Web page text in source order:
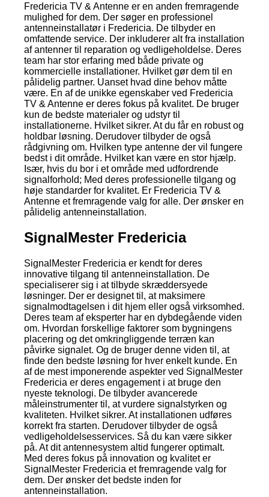
Fredericia TV & Antenne er en anden fremragende
mulighed for dem. Der søger en professionel
antenneinstallatør i Fredericia. De tilbyder en
omfattende service. Der inkluderer alt fra installation
af antenner til reparation og vedligeholdelse. Deres
team har stor erfaring med både private og
kommercielle installationer. Hvilket gør dem til en
pålidelig partner. Uanset hvad dine behov måtte
være. En af de unikke egenskaber ved Fredericia
TV & Antenne er deres fokus på kvalitet. De bruger
kun de bedste materialer og udstyr til
installationerne. Hvilket sikrer. At du får en robust og
holdbar løsning. Derudover tilbyder de også
rådgivning om. Hvilken type antenne der vil fungere
bedst i dit område. Hvilket kan være en stor hjælp.
Især, hvis du bor i et område med udfordrende
signalforhold; Med deres professionelle tilgang og
høje standarder for kvalitet. Er Fredericia TV &
Antenne et fremragende valg for alle. Der ønsker en
pålidelig antenneinstallation.
SignalMester Fredericia
SignalMester Fredericia er kendt for deres
innovative tilgang til antenneinstallation. De
specialiserer sig i at tilbyde skræddersyede
løsninger. Der er designet til, at maksimere
signalmodtagelsen i dit hjem eller også virksomhed.
Deres team af eksperter har en dybdegående viden
om. Hvordan forskellige faktorer som bygningens
placering og det omkringliggende terræn kan
påvirke signalet. Og de bruger denne viden til, at
finde den bedste løsning for hver enkelt kunde. En
af de mest imponerende aspekter ved SignalMester
Fredericia er deres engagement i at bruge den
nyeste teknologi. De tilbyder avancerede
måleinstrumenter til, at vurdere signalstyrken og
kvaliteten. Hvilket sikrer. At installationen udføres
korrekt fra starten. Derudover tilbyder de også
vedligeholdelsesservices. Så du kan være sikker
på. At dit antennesystem altid fungerer optimalt.
Med deres fokus på innovation og kvalitet er
SignalMester Fredericia et fremragende valg for
dem. Der ønsker det bedste inden for
antenneinstallation.